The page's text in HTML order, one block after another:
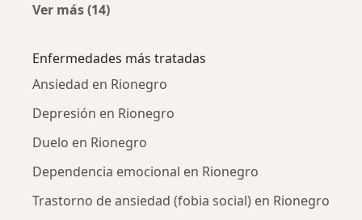
Ver más (14)
Enfermedades más tratadas
Ansiedad en Rionegro
Depresión en Rionegro
Duelo en Rionegro
Dependencia emocional en Rionegro
Trastorno de ansiedad (fobia social) en Rionegro